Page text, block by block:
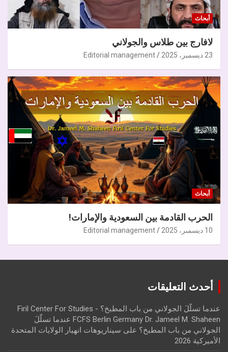
أبحاث
لافارج بين طلاس والجولاني
23 ديسمبر، 2025 Editorial management
أبحاث
الحرب القادمة بين السعودية والإمارات!
10 ديسمبر، 2025 Editorial management
أحدث التعليقات
عندما تسلّلَ الجولاني من باب المطبخ؟ - Firil Center For Studies
FCFS Berlin Germany Dr. Jameel M. Shaheen عندما تسلّلَ
الجولاني من باب المطبخ؟ على سيناريوهات انهيار الولايات المتحدة
الأميركية 2026